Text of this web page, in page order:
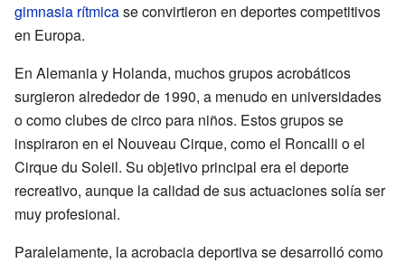
gimnasia rítmicase convirtieron en deportes competitivos
en Europa.
En Alemania y Holanda, muchos grupos acrobáticos
surgieron alrededor de 1990, a menudo en universidades
o como clubes de circo para niños. Estos grupos se
inspiraron en el Nouveau Cirque, como el Roncalli o el
Cirque du Soleil. Su objetivo principal era el deporte
recreativo, aunque la calidad de sus actuaciones solía ser
muy profesional.
Paralelamente, la acrobacia deportiva se desarrolló como